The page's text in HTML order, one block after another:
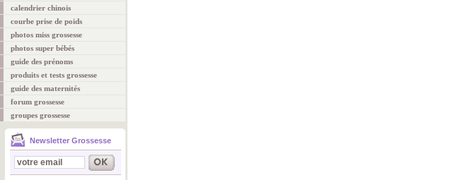
calendrier chinois
courbe prise de poids
photos miss grossesse
photos super bébés
guide des prénoms
produits et tests grossesse
guide des maternités
forum grossesse
groupes grossesse
Newsletter Grossesse